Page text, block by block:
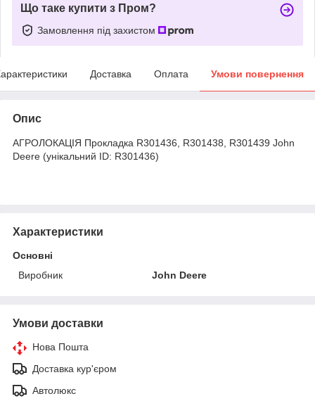
Що таке купити з Пром?
Замовлення під захистом
Доставка Оплата Умови повернення
Опис
АГРОЛОКАЦІЯ Прокладка R301436, R301438, R301439 John
Deere (унікальний ID: R301436)
Характеристики
Основні
Виробник
John Deere
Умови доставки
Нова Пошта
Доставка кур'єром
Автолюкс